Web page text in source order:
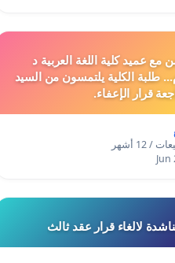
مع عميد كلية اللغة العربية د
طلبة الكلية يلتمسون من السيد
قرار الإعفاء.
لالغاء قرار عقد ثالث